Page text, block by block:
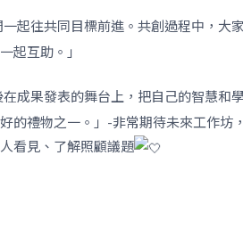
一起往共同目標前進。共創過程中，
起互助。」
在成果發表的舞台上，把自己的智慧
的禮物之一。」-非常期待未來工作坊
看見、了解照顧議題